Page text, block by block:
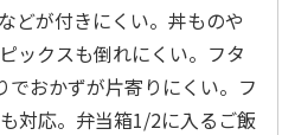
どが付きにくい。丼ものや
ックスも倒れにくい。フタ
おかずが片寄りにくい。フ
対応。弁当箱1/2に入るご飯